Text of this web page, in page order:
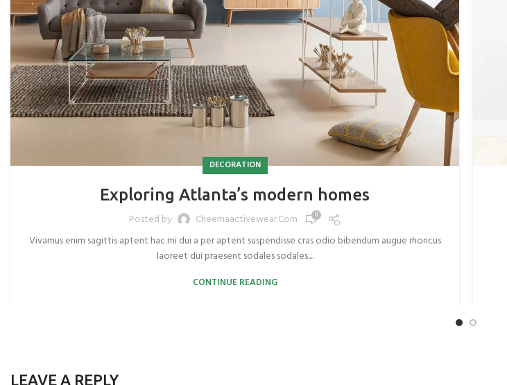
DECORATION
Exploring Atlanta’s modern homes
Posted by Cheemaactivewear.com 0
Vivamus enim sagittis aptent hac mi dui a per aptent suspendisse cras odio bibendum augue rhoncus
laoreet dui praesent sodales sodales....
CONTINUE READING
LEAVE A REPLY